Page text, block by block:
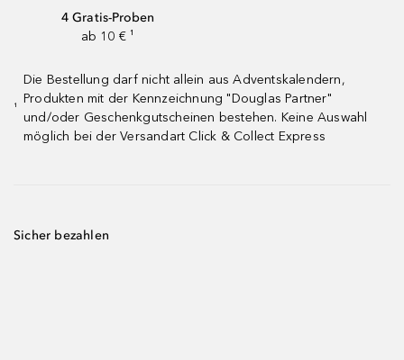
4 Gratis-Proben
ab 10 € ¹
¹
Die Bestellung darf nicht allein aus Adventskalendern,
Produkten mit der Kennzeichnung "Douglas Partner"
und/oder Geschenkgutscheinen bestehen. Keine Auswahl
möglich bei der Versandart Click & Collect Express
Sicher bezahlen